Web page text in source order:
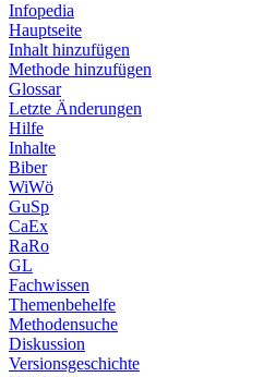
Infopedia
Hauptseite
Inhalt hinzufügen
Methode hinzufügen
Glossar
Letzte Änderungen
Hilfe
Inhalte
Biber
WiWö
GuSp
CaEx
RaRo
GL
Fachwissen
Themenbehelfe
Methodensuche
Diskussion
Versionsgeschichte